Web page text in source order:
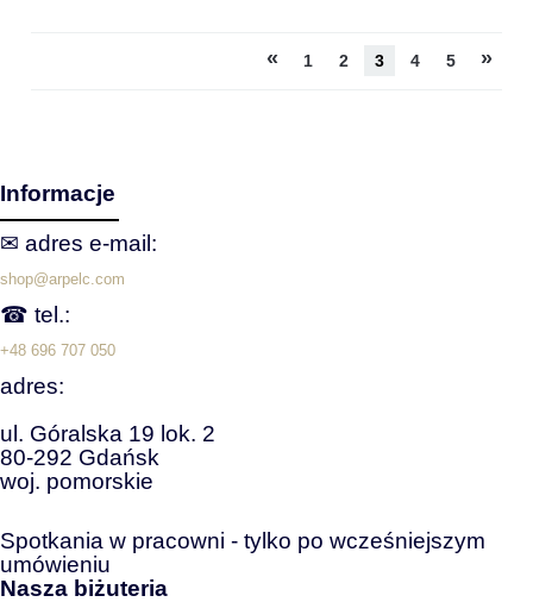
« 1 2 3 4 5 »
Informacje
✉ adres e‑mail:
shop@arpelc.com
☎ tel.:
+48 696 707 050
adres:
ul. Góralska 19 lok. 2
80-292 Gdańsk
woj. pomorskie
Spotkania w pracowni - tylko po wcześniejszym
umówieniu
Nasza biżuteria